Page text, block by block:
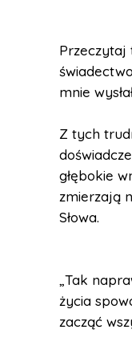
Przeczytaj
mnie
Z tych
głębokie
zmierzają
Słowa.
„Tak
życia
zacząć